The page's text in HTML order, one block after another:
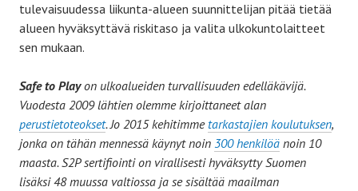
tulevaisuudessa liikunta-alueen suunnittelijan pitää tietää
alueen hyväksyttävä riskitaso ja valita ulkokuntolaitteet
sen mukaan.
Safe to Playon ulkoalueiden turvallisuuden edelläkävijä.
Vuodesta 2009 lähtien olemme kirjoittaneet alan
perustietoteokset. Jo 2015 kehitimme tarkastajien koulutuksen,
jonka on tähän mennessä käynyt noin 300 henkilöä noin 10
maasta. S2P sertifiointi on virallisesti hyväksytty Suomen
lisäksi 48 muussa valtiossa ja se sisältää maailman